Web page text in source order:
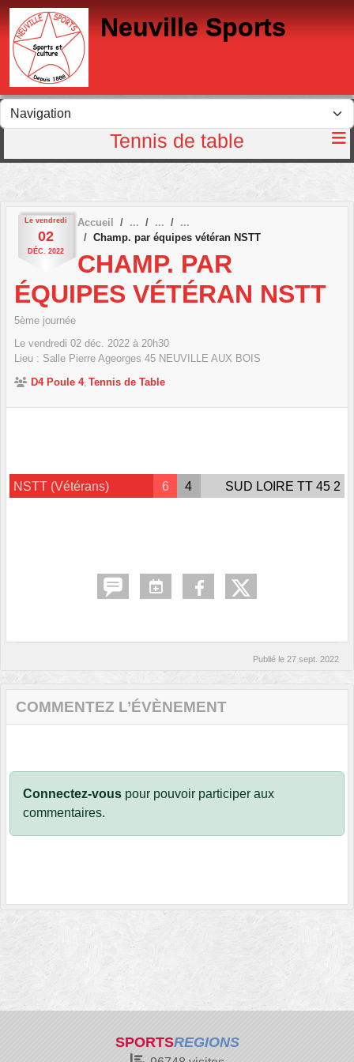
Neuville Sports
Tennis de table
Le vendredi
02
DÉC. 2022
Accueil
Champ. par équipes vétéran NSTT
CHAMP. PAR
ÉQUIPES VÉTÉRAN NSTT
5ème journée
Le vendredi 02 déc. 2022 à 20h30
Lieu : Salle Pierre Ageorges 45 NEUVILLE AUX BOIS
D4 Poule 4 Tennis de Table
NSTT (Vétérans) 6 4 SUD LOIRE TT 45 2
Publié le 27 sept. 2022
COMMENTEZ L’ÉVÈNEMENT
Connectez-vous pour pouvoir participer aux
commentaires.
SPORTSREGIONS
Panneau de gestion des cookies